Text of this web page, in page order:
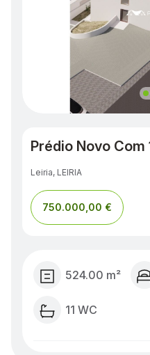
Prédio Novo Com
Leiria, LEIRIA
750.000,00 €
524.00 m²
11 WC